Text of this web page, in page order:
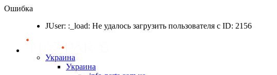
Ошибка
JUser: :_load: Не удалось загрузить пользователя с ID: 2156
Украина
Украина